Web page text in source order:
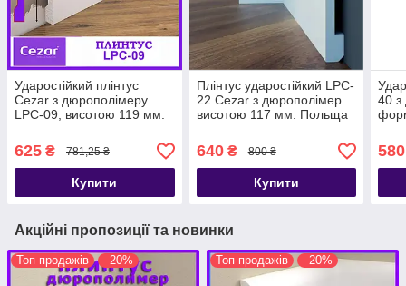
Ударостійкий плінтус
Cezar з дюрополімеру
LPC-09, висотою 119 мм.
625 ₴ 781,25 ₴
Купити
Плінтус ударостійкий LPC-
22 Cezar з дюрополімер
висотою 117 мм. Польща
640₴ 800 ₴
Купити
40 з
580
Акційні пропозиції та новинки
Топ продажів –20% Топ продажів –20%